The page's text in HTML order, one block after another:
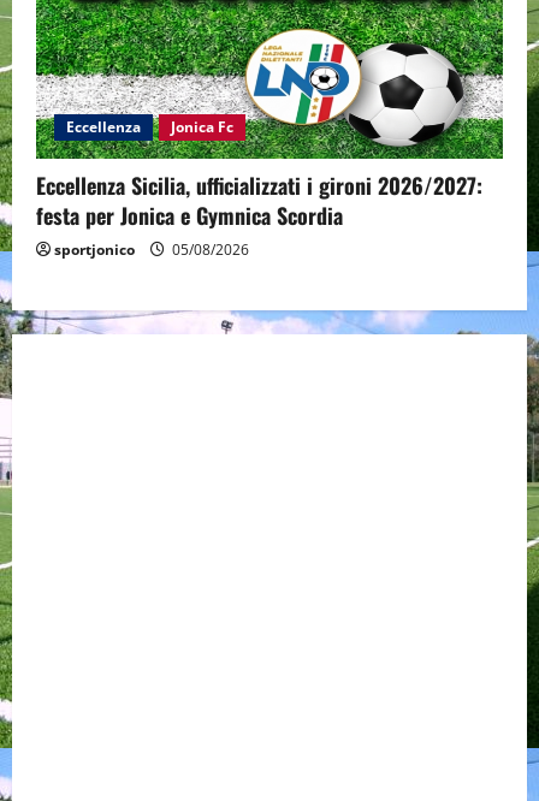
Eccellenza Jonica Fc
Eccellenza Sicilia, ufficializzati i gironi 2026/2027:
festa per Jonica e Gymnica Scordia
sportjonico 05/08/2026